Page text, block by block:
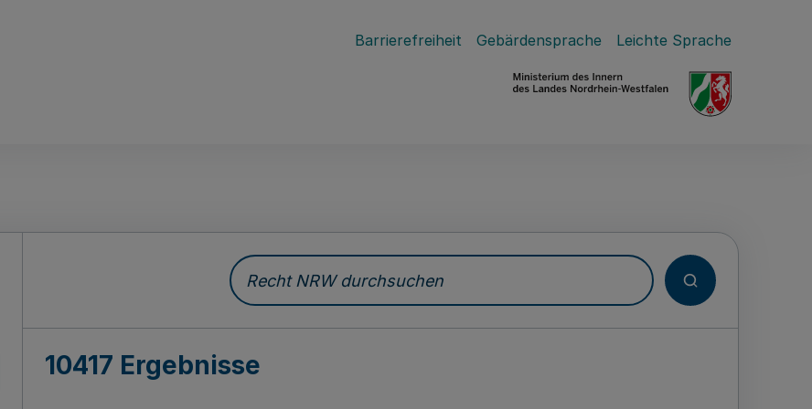
Barrierefreiheit Gebärdensprache Leichte Sprache
Recht NRW durchsuchen
10417 Ergebnisse